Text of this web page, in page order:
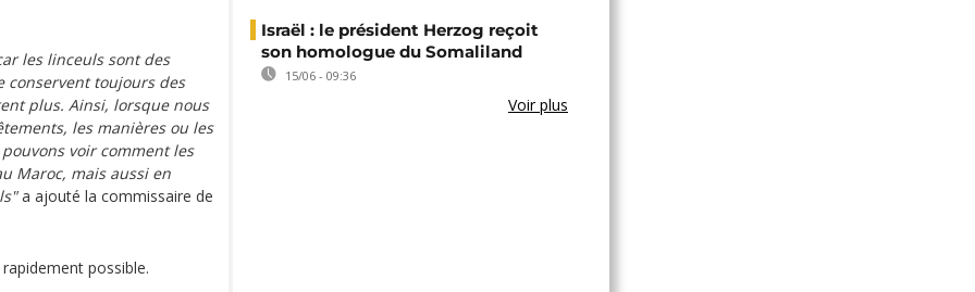
les linceuls sont des
conservent toujours des
plus. Ainsi, lorsque nous
les manières ou les
voir comment les
Maroc, mais aussi en
a ajouté la commissaire de
possible.
Israël : le président Herzog reçoit
son homologue du Somaliland
15/06 - 09:36
Voir plus